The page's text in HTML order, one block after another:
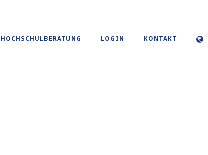
HOCHSCHULBERATUNG LOGIN KONTAKT